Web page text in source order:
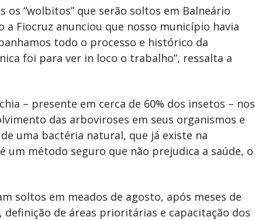
os “wolbitos” que serão soltos em Balneário
a Fiocruz anunciou que nosso município havia
todo o processo e histórico da
foi para ver in loco o trabalho”, ressalta a
– presente em cerca de 60% dos insetos – nos
das arboviroses em seus organismos e
uma bactéria natural, que já existe na
um método seguro que não prejudica a saúde, o
soltos em meados de agosto, após meses de
de áreas prioritárias e capacitação dos